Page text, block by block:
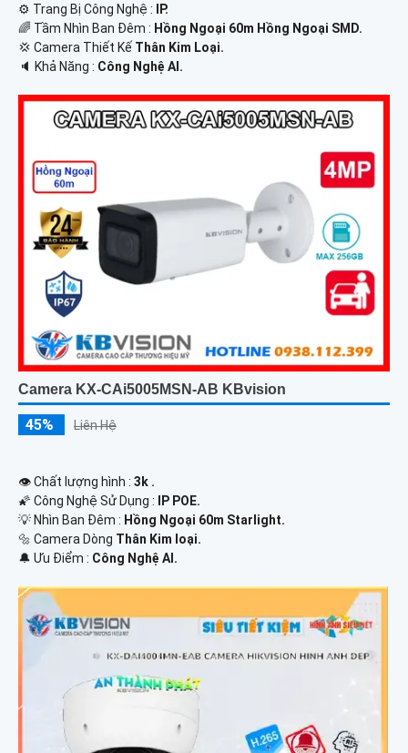
⚙ Trang Bị Công Nghệ :
IP.
🌈 Tầm Nhìn Ban Đêm : Hồng Ngoại 60m Hồng Ngoại SMD.
💢 Camera Thiết Kế Thân Kim Loại.
️🔈 Khả Năng : Công Nghệ AI.
Camera KX-CAi5005MSN-AB KBvision
45% Liên Hệ
👁 Chất lượng hình : 3k .
🌠 Công Nghệ Sử Dụng : IP POE.
💡 Nhìn Ban Đêm : Hồng Ngoại 60m Starlight.
🔩 Camera Dòng Thân Kim loại.
️🔔 Ưu Điểm : Công Nghệ AI.